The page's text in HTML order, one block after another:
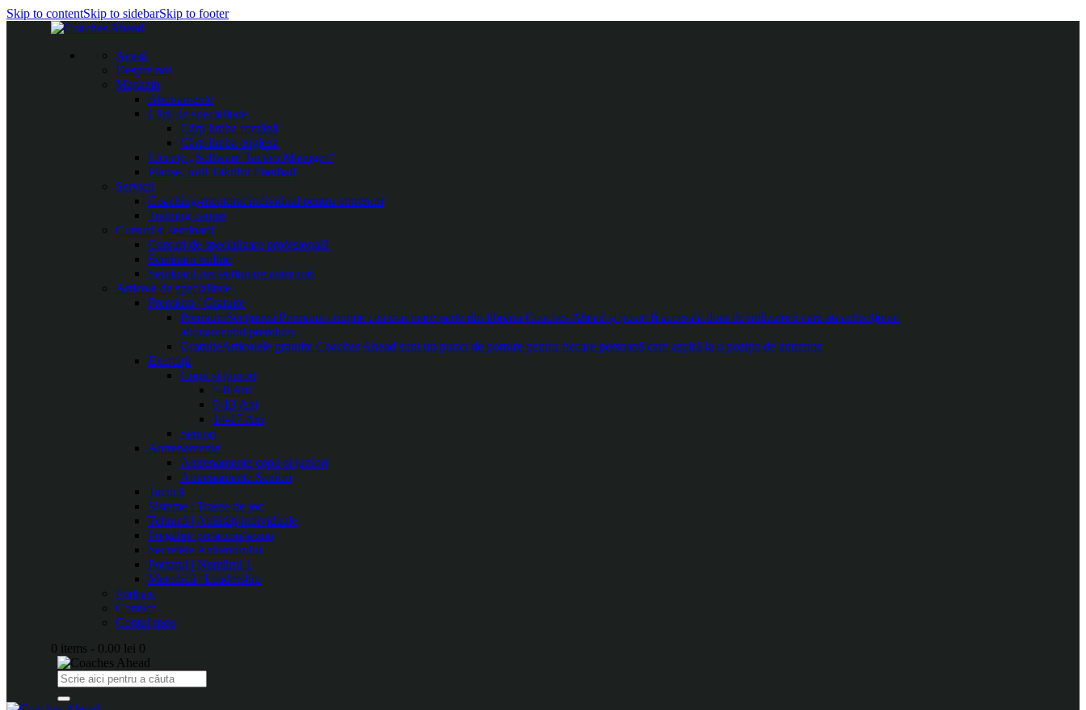
Skip to contentSkip to sidebarSkip to footer
Acasă
Despre noi
Magazin
Abonamente
Cărți de specialitate
Cărți limba română
Cărți limba engleza
Licențe „Software Tactics Manager”
Planșe, folii Taktifol Football
Servicii
Coaching-mentorat individual pentru antrenori
Training camps
Cursuri și seminarii
Cursuri de specializare profesională
Seminarii online
Seminarii perfecționare antrenori
Articole de specialitate
Premium / Gratuite
PremiumSecțiunea Premium conține cea mai mare parte din librăria Coaches Ahead și poate fi accesată doar de utilizatorii care au achiziționat
abonamentul premium.
GratuiteArticolele gratuite Coaches Ahead sunt un punct de pornire pentru fiecare persoană care aspiră la o poziție de antrenor.
Exerciții
Copii și juniori
5-8 Ani
9-13 Ani
14-17 Ani
Seniori
Antrenamente
Antrenamente copii și juniori
Antrenamente Seniori
Tactică
Sisteme | Trasee de joc
Tehnică | Abilități individuale
Pregătire presezon/sezon
Secretele Antrenorului
Portarul | Numărul 1
Metodică | Leadership
Podcast
Contact
Contul meu
0 items - 0.00 lei 0